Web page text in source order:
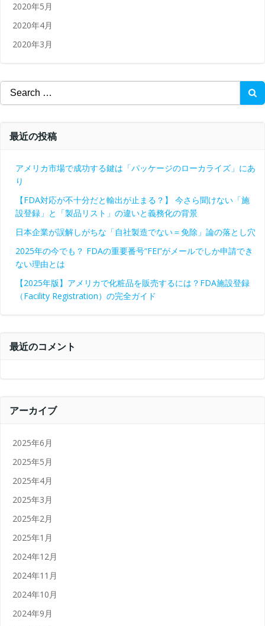
2020年5月
2020年4月
2020年3月
Search
for:
最近の投稿
アメリカ市場で成功する鍵は「パッケージのローカライズ」にあ
り
【FDA対応が不十分だと輸出が止まる？】 今さら聞けない「施
設登録」と「製品リスト」の違いと義務化の背景
日本企業が誤解しがちな「自社製造でない＝免除」論の落とし穴
2025年の今でも？ FDAの重要番号“FEI”がメールでしか申請でき
ない理由とは
【2025年版】アメリカで化粧品を販売するには？FDA施設登録
（Facility Registration）の完全ガイド
最近のコメント
アーカイブ
2025年6月
2025年5月
2025年4月
2025年3月
2025年2月
2025年1月
2024年12月
2024年11月
2024年10月
2024年9月